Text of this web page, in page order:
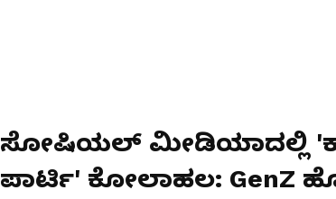
ಸೋಷಿಯಲ್ ಮೀಡಿಯಾದಲ್ಲಿ
ಪಾರ್ಟಿ' ಕೋಲಾಹಲ: GenZ